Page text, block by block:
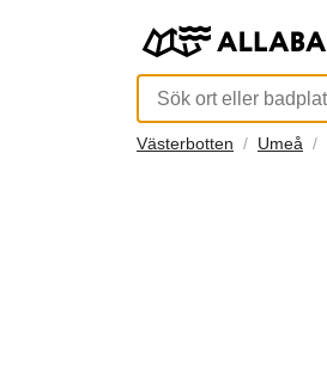
Västerbotten Umeå